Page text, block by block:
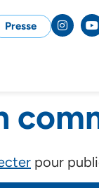
Presse
pour